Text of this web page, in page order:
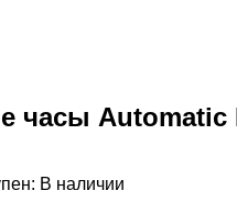
часы
В наличии